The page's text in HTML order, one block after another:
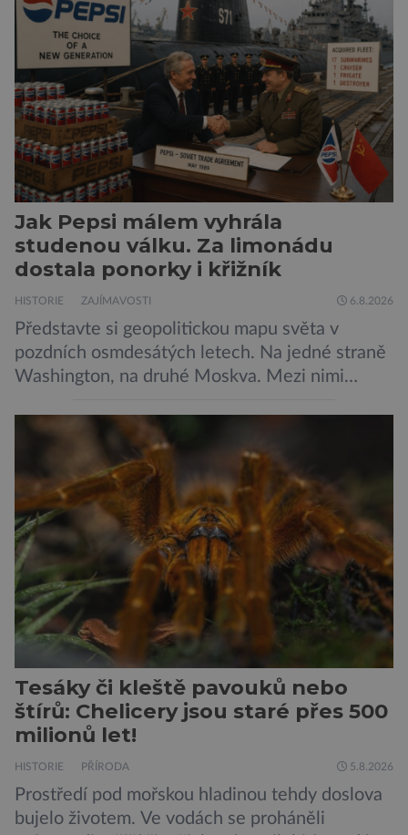
Jak Pepsi málem vyhrála
studenou válku. Za limonádu
dostala ponorky i křižník
HISTORIE ZAJÍMAVOSTI 6.8.2026
Představte si geopolitickou mapu světa v
pozdních osmdesátých letech. Na jedné straně
Washington, na druhé Moskva. Mezi nimi
padesátkrát dokola, železná opona a miliony
vojáků v permanentní pohotovosti. A pak je tu
Donald Kendall, generální ředitel společnosti
PepsiCo, který se v květnu roku 1989 stává
admirálem flotily, jež čítá sedmnáct […]
Tesáky či kleště pavouků nebo
štírů: Chelicery jsou staré přes 500
milionů let!
HISTORIE PŘÍRODA 5.8.2026
Prostředí pod mořskou hladinou tehdy doslova
bujelo životem. Ve vodách se proháněli